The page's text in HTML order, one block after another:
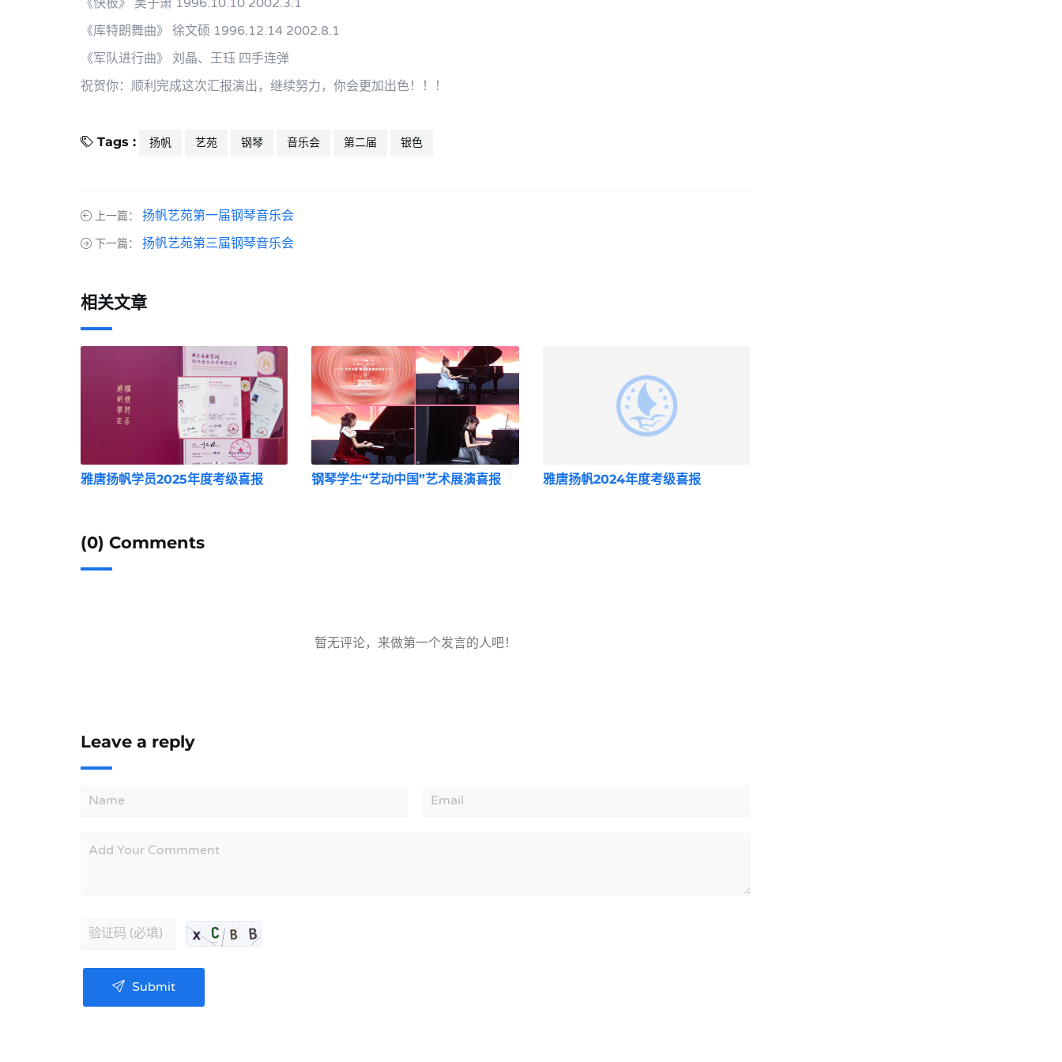
《快板》 吴子箫 1996.10.10 2002.3.1
《库特朗舞曲》 徐文硕 1996.12.14 2002.8.1
《军队进行曲》 刘晶、王珏 四手连弹
祝贺你：顺利完成这次汇报演出，继续努力，你会更加出色！！！
Tags : 扬帆 艺苑 钢琴 音乐会 第二届 银色
上一篇： 扬帆艺苑第一届钢琴音乐会
下一篇： 扬帆艺苑第三届钢琴音乐会
相关文章
雅唐扬帆学员2025年度考级喜报 钢琴学生“艺动中国”艺术展演喜报 雅唐扬帆2024年度考级喜报
(0) Comments
暂无评论，来做第一个发言的人吧！
Leave a reply
Submit